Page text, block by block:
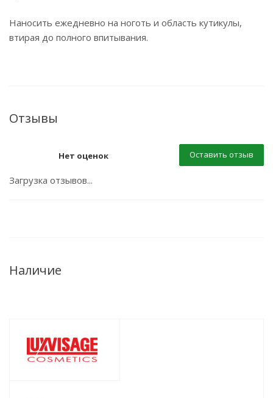
Наносить ежедневно на ноготь и область кутикулы,
втирая до полного впитывания.
Отзывы
Нет оценок Оставить отзыв
Загрузка отзывов...
Наличие